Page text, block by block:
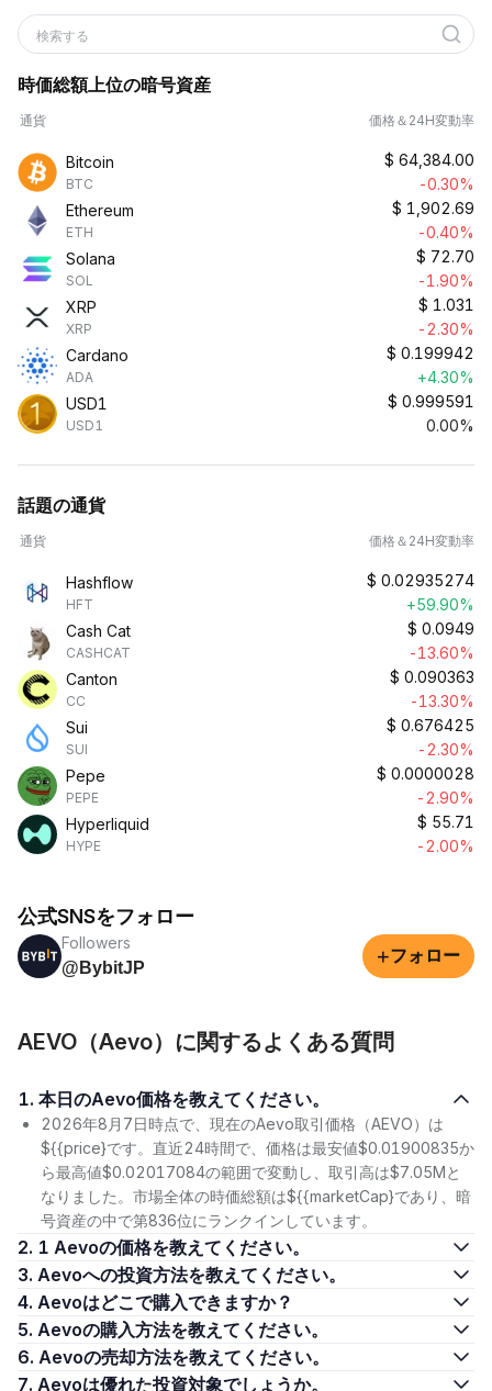
検索する
時価総額上位の暗号資産
通貨 価格＆24H変動率
Bitcoin
BTC
$ 64,384.00
-0.30%
Ethereum
ETH
$ 1,902.69
-0.40%
Solana
SOL
$ 72.70
-1.90%
XRP
XRP
$ 1.031
-2.30%
Cardano
ADA
$ 0.199942
+4.30%
USD1
USD1
$ 0.999591
0.00%
話題の通貨
通貨 価格＆24H変動率
Hashflow
HFT
$ 0.02935274
+59.90%
Cash Cat
CASHCAT
$ 0.0949
-13.60%
Canton
CC
$ 0.090363
-13.30%
Sui
SUI
$ 0.676425
-2.30%
Pepe
PEPE
$ 0.0000028
-2.90%
Hyperliquid
HYPE
$ 55.71
-2.00%
公式SNSをフォロー
Followers
@BybitJP
+フォロー
AEVO（Aevo）に関するよくある質問
1. 本日のAevo価格を教えてください。
2026年8月7日時点で、現在のAevo取引価格（AEVO）は
${{price}です。直近24時間で、価格は最安値$0.01900835か
ら最高値$0.02017084の範囲で変動し、取引高は$7.05Mと
なりました。市場全体の時価総額は${{marketCap}であり、暗
号資産の中で第836位にランクインしています。
2. 1 Aevoの価格を教えてください。
3. Aevoへの投資方法を教えてください。
4. Aevoはどこで購入できますか？
5. Aevoの購入方法を教えてください。
6. Aevoの売却方法を教えてください。
7. Aevoは優れた投資対象でしょうか。